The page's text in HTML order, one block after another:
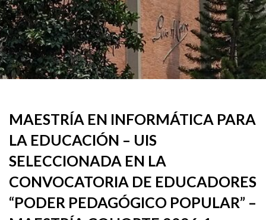
MAESTRÍA EN INFORMÁTICA PARA
LA EDUCACIÓN – UIS
SELECCIONADA EN LA
CONVOCATORIA DE EDUCADORES
“PODER PEDAGÓGICO POPULAR” –